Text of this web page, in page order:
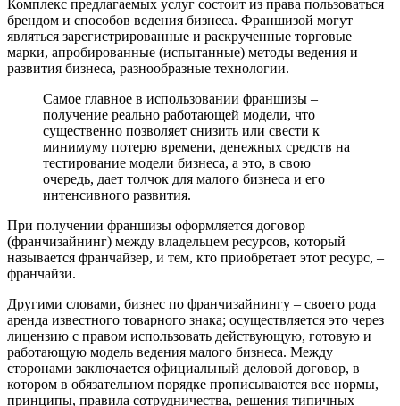
Комплекс предлагаемых услуг состоит из права пользоваться
брендом и способов ведения бизнеса. Франшизой могут
являться зарегистрированные и раскрученные торговые
марки, апробированные (испытанные) методы ведения и
развития бизнеса, разнообразные технологии.
Самое главное в использовании франшизы –
получение реально работающей модели, что
существенно позволяет снизить или свести к
минимуму потерю времени, денежных средств на
тестирование модели бизнеса, а это, в свою
очередь, дает толчок для малого бизнеса и его
интенсивного развития.
При получении франшизы оформляется договор
(франчизайнинг) между владельцем ресурсов, который
называется франчайзер, и тем, кто приобретает этот ресурс, –
франчайзи.
Другими словами, бизнес по франчизайнингу – своего рода
аренда известного товарного знака; осуществляется это через
лицензию с правом использовать действующую, готовую и
работающую модель ведения малого бизнеса. Между
сторонами заключается официальный деловой договор, в
котором в обязательном порядке прописываются все нормы,
принципы, правила сотрудничества, решения типичных